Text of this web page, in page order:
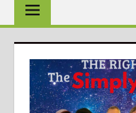
News
Baunach,
Gerach,
Hallstadt,
Kemmern,